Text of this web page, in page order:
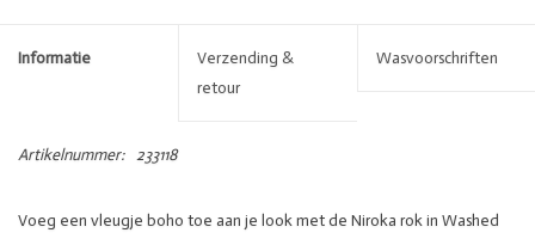
Informatie
Verzending &
retour
Wasvoorschriften
Artikelnummer: 233118
Voeg een vleugje boho toe aan je look met de Niroka rok in Washed